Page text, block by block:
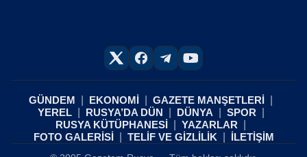
GÜNDEM EKONOMİ
GAZETE MANŞETLERİ
YEREL
RUSYA’DA DÜN DÜNYA
SPOR
RUSYA KÜTÜPHANESİ
YAZARLAR
FOTO GALERİSİ
TELİF VE GİZLİLİK İLETİŞİM